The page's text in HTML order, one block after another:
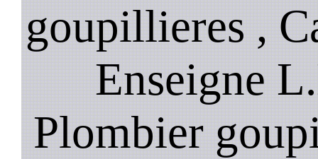
goupillieres ,
Enseigne
Plombier